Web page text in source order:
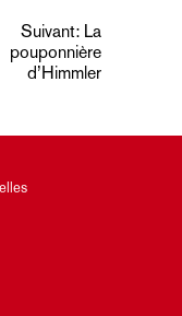
Suivant: La
pouponnière
d’Himmler